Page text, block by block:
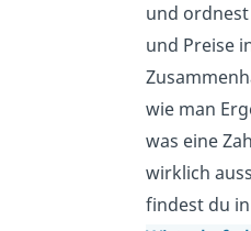
und
und Preise
wie man
was eine
wirklich
findest du